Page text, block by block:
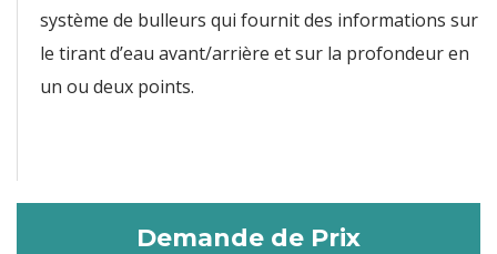
système de bulleurs qui fournit des informations sur
le tirant d’eau avant/arrière et sur la profondeur en
un ou deux points.
Demande de Prix